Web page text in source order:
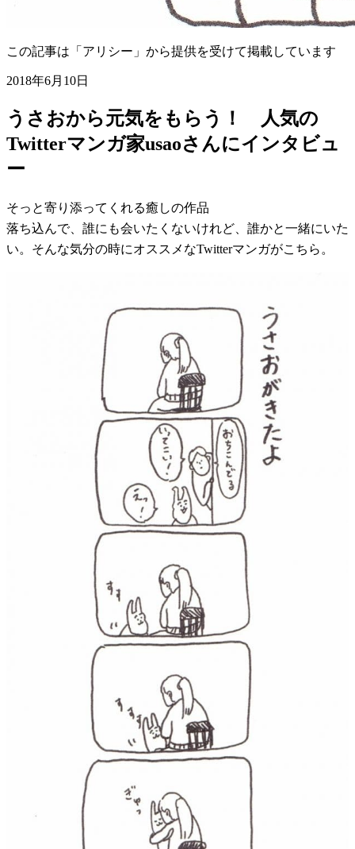
この記事は「アリシー」から提供を受けて掲載しています
2018年6月10日
うさおから元気をもらう！ 人気の
Twitterマンガ家usaoさんにインタビュ
ー
そっと寄り添ってくれる癒しの作品
落ち込んで、誰にも会いたくないけれど、誰かと一緒にいた
い。そんな気分の時にオススメなTwitterマンガがこちら。